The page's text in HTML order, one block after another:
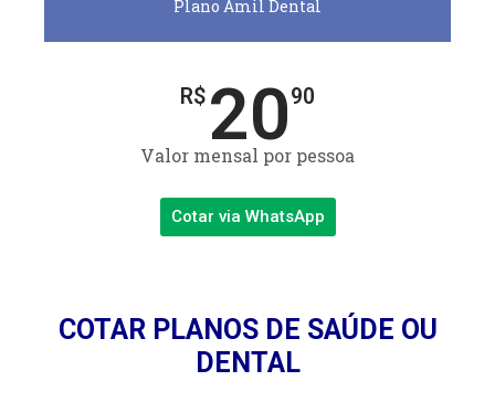
Plano Amil Dental
R$ 2090
Valor mensal por pessoa
Cotar via WhatsApp
COTAR PLANOS DE SAÚDE OU
DENTAL